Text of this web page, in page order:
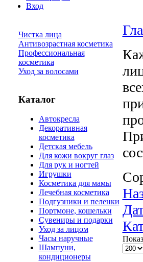
Вход
Чистка лица
Антивозрастная косметика
Профессиональная
косметика
Уход за волосами
Каталог
Автокресла
Декоративная
косметика
Детская мебель
Для кожи вокруг глаз
Для рук и ногтей
Игрушки
Косметика для мамы
Лечебная косметика
Подгузники и пеленки
Портмоне, кошельки
Сувениры и подарки
Уход за лицом
Часы наручные
Шампуни,
кондиционеры